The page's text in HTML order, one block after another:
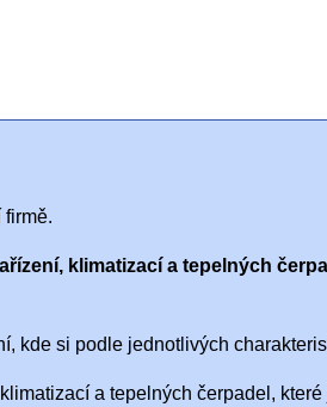
klimatizací a tepelných
kde si podle jednotlivých
a tepelných čerpadel,